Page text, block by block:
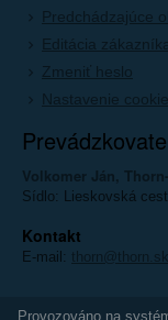
Predchádzajúce
Editácia
Zmeniť heslo
Nastavenie
Volkomer Ján,
Sídlo: Lieskovská
Kontakt
E-mail: thorn@thorn.sk
Provozováno na